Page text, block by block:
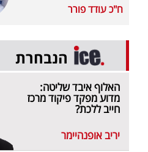
ח"כ עודד פורר
הנבחרת
האלוף איבד שליטה:
מדוע מפקד פיקוד מרכז
חייב ללכת?
יריב אופנהיימר